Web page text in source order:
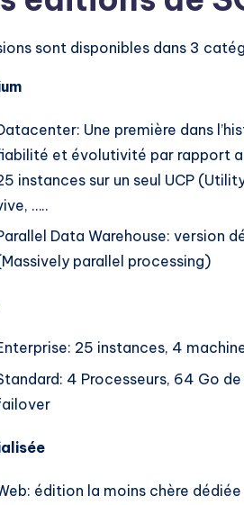
sont disponibles dans 3
Une première dans
et évolutivité par rapport
instances sur un seul UCP
…..
Data Warehouse: version
parallel processing)
25 instances, 4
4 Processeurs, 64 Go
édition la moins chère